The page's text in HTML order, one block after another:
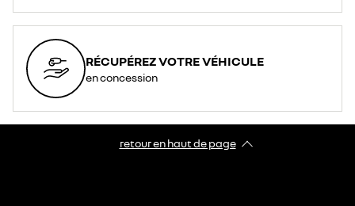
RÉCUPÉREZ VOTRE VÉHICULE
en concession
retour en haut de page​